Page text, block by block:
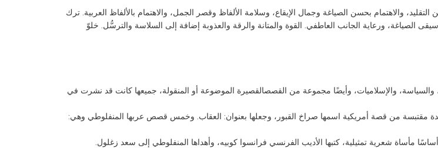
والاهتمام بحسن الصياغة وجمال الإيقاع، وسلامة الألفاظ وقصر الجمل، والاهتمام بالألفاظ العربية. ترك
الصياغة، ورعاية الجانب العاطفي. القوة والمتانة والرقة والعذوبة إضافة إلى السلاسة والترسُّل. خلوّ
والسياسة، والإسلاميات، وأيضًا مجموعة من القصصالقصيرة الموضوعة أو المنقولة، جميعها كانت قد نشرت في
مقتبسة من قصة أمريكية اسمها صراخ القبور، وجعلها بعنوان: العقاب. وخمس قصص عربها المنفلوطي وهي:
مأساة شعرية تمثيلية، كتبها الأديب الفرنسي فرانسوا كوبيه، وأهداها المنفلوطي إلى سعد زغلول.